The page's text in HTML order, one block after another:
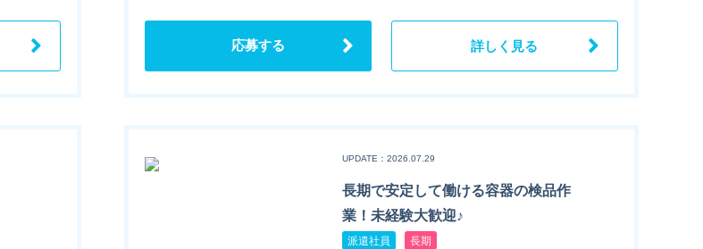
応募する 詳しく見る
UPDATE：2026.07.29
長期で安定して働ける容器の検品作
業！未経験大歓迎♪
派遣社員 長期